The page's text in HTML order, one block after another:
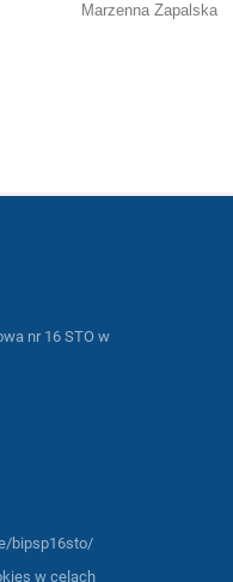
Marzenna
nr 16 STO w
bipsp16sto/
w celach